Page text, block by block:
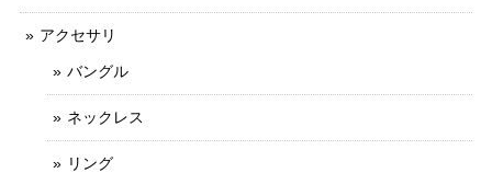
アクセサリ
バングル
ネックレス
リング